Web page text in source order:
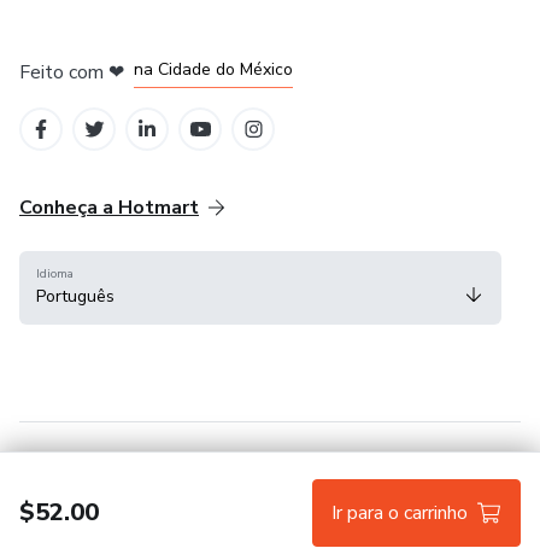
$52.00 Ir para o carrinho
Feito com ❤ na Cidade do México
Conheça a Hotmart
Idioma
Português
Hotmart — 2011-2026 © Todos os direitos reservados.